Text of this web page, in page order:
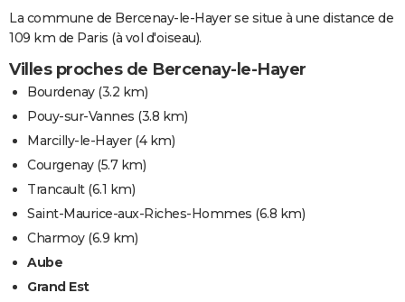
La commune de Bercenay-le-Hayer se situe à une distance de
109 km de Paris (à vol d'oiseau).
Villes proches de Bercenay-le-Hayer
Bourdenay(3.2 km)
Pouy-sur-Vannes (3.8 km)
Marcilly-le-Hayer(4 km)
Courgenay(5.7 km)
Trancault(6.1 km)
Saint-Maurice-aux-Riches-Hommes (6.8 km)
Charmoy(6.9 km)
Aube
Grand Est